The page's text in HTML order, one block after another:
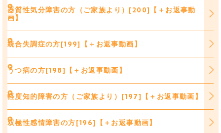
器質性気分障害の方（ご家族より）[200]【＋お返事動
画】
統合失調症の方[199]【＋お返事動画】
うつ病の方[198]【＋お返事動画】
軽度知的障害の方（ご家族より）[197]【＋お返事動画】
双極性感情障害の方[196]【＋お返事動画】